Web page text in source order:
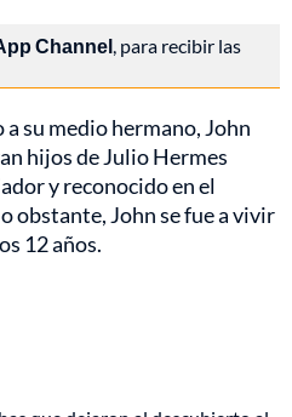
Channel , para recibir las
su medio hermano, John
hijos de Julio Hermes
y reconocido en el
obstante, John se fue a vivir
12 años.